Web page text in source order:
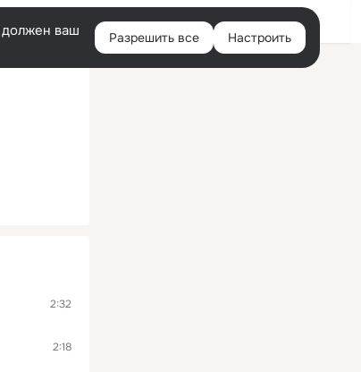
Войти
должен ваш
Разрешить все Настроить
2:32
2:18